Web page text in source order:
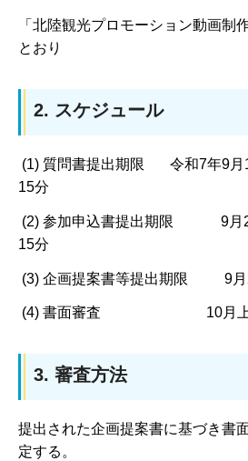
「北陸観光プロモーション動画制
とおり
2. スケジュール
(1) 質問書提出期限 令和7年9月
15分
(2) 参加申込書提出期限 9月
15分
(3) 企画提案書等提出期限 9月
(4) 書面審査 10月上
3. 審査方法
提出された企画提案書に基づき書
定する。